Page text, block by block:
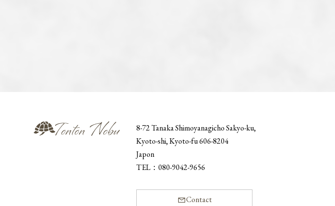
8-72 Tanaka Shimoyanagicho Sakyo-ku,
Kyoto-shi, Kyoto-fu 606-8204
Japon
TEL：080-9042-9656
Contact